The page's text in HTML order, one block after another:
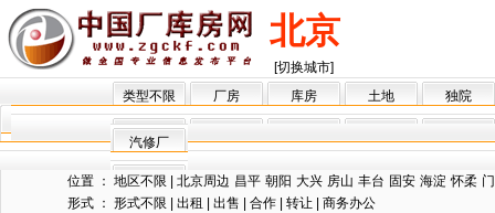
北京
[切换城市]
类型不限
厂房 库房 土地 独院
汽修厂
位置 ： 地区不限 北京周边 昌平 朝阳 大兴 房山 丰台 固安 海淀 怀柔
形式 ： 形式不限 出租 出售 合作 转让
商务办公